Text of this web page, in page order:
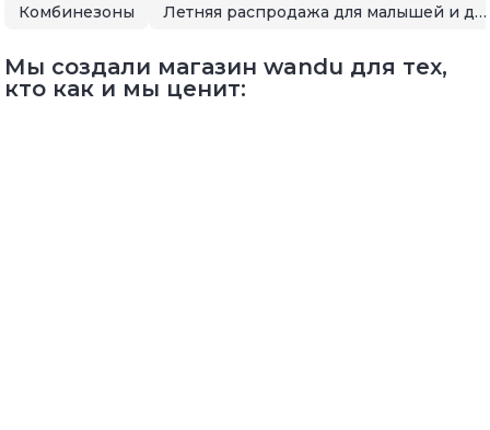
Комбинезоны Летняя распродажа для малышей и детей
Мы создали магазин wandu для тех,
кто как и мы ценит: